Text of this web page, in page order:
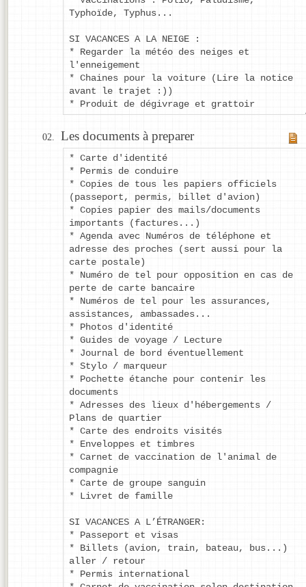
Typhoïde, Typhus...
SI VACANCES A LA NEIGE :
* Regarder la météo des neiges et
l'enneigement
* Chaines pour la voiture (Lire la notice
avant le trajet :))
* Produit de dégivrage et grattoir
Les documents à preparer
* Carte d'identité
* Permis de conduire
* Copies de tous les papiers officiels
(passeport, permis, billet d'avion)
* Copies papier des mails/documents
importants (factures...)
* Agenda avec Numéros de téléphone et
adresse des proches (sert aussi pour la
carte postale)
* Numéro de tel pour opposition en cas de
perte de carte bancaire
* Numéros de tel pour les assurances,
assistances, ambassades...
* Photos d'identité
* Guides de voyage / Lecture
* Journal de bord éventuellement
* Stylo / marqueur
* Pochette étanche pour contenir les
documents
* Adresses des lieux d'hébergements /
Plans de quartier
* Carte des endroits visités
* Enveloppes et timbres
* Carnet de vaccination de l'animal de
compagnie
* Carte de groupe sanguin
* Livret de famille
SI VACANCES A L’ÉTRANGER:
* Passeport et visas
* Billets (avion, train, bateau, bus...)
aller / retour
* Permis international